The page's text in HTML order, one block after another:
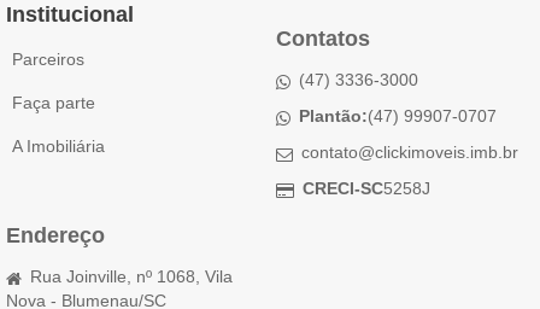
Institucional
Parceiros
Faça parte
A Imobiliária
Contatos
(47) 3336-3000
Plantão:(47) 99907-0707
contato@clickimoveis.imb.br
CRECI-SC5258J
Endereço
Rua Joinville, nº 1068, Vila
Nova - Blumenau/SC